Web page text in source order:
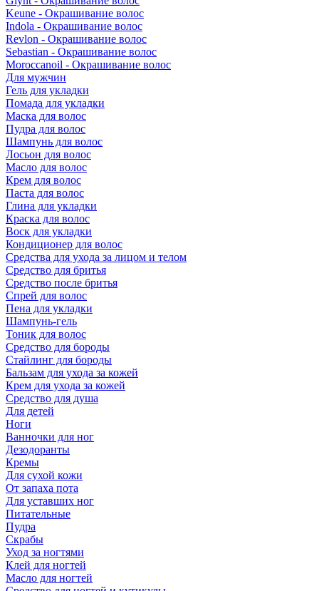
Keune - Окрашивание волос
Indola - Окрашивание волос
Revlon - Окрашивание волос
Sebastian - Окрашивание волос
Moroccanoil - Окрашивание волос
Для мужчин
Гель для укладки
Помада для укладки
Маска для волос
Пудра для волос
Шампунь для волос
Лосьон для волос
Масло для волос
Крем для волос
Паста для волос
Глина для укладки
Краска для волос
Воск для укладки
Кондиционер для волос
Средства для ухода за лицом и телом
Средство для бритья
Средство после бритья
Спрей для волос
Пена для укладки
Шампунь-гель
Тоник для волос
Средство для бороды
Стайлинг для бороды
Бальзам для ухода за кожей
Крем для ухода за кожей
Средство для душа
Для детей
Ноги
Ванночки для ног
Дезодоранты
Кремы
Для сухой кожи
От запаха пота
Для уставших ног
Питательные
Пудра
Скрабы
Уход за ногтями
Клей для ногтей
Масло для ногтей